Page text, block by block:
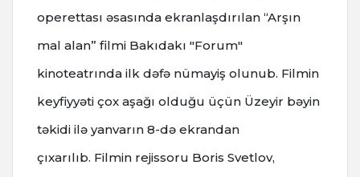
operettası əsasında ekranlaşdırılan “Arşın
mal alan” filmi Bakıdakı "Forum"
kinoteatrında ilk dəfə nümayiş olunub. Filmin
keyfiyyəti çox aşağı olduğu üçün Üzeyir bəyin
təkidi ilə yanvarın 8-də ekrandan
çıxarılıb. Filmin rejissoru Boris Svetlov,